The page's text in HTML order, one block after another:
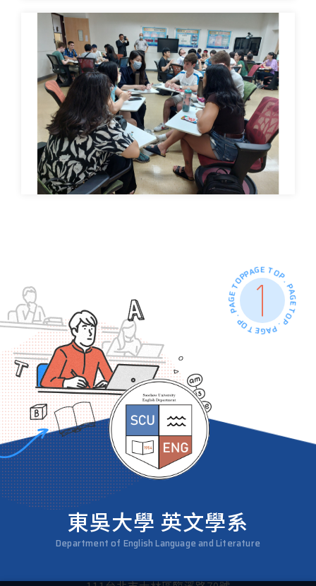
PAGE TOP . PAGE TOP . PAGE TOP . PAGE TOP .
東吳大學 英文學系
Department of English Language and Literature